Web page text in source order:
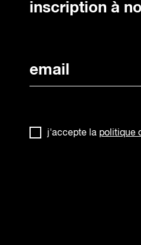
inscription à
j'accepte la politique